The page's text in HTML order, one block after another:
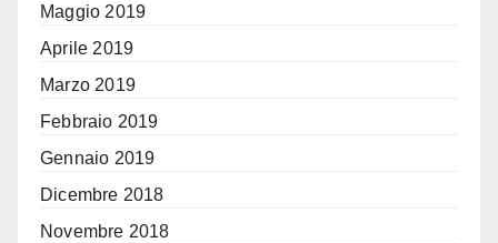
Maggio 2019
Aprile 2019
Marzo 2019
Febbraio 2019
Gennaio 2019
Dicembre 2018
Novembre 2018